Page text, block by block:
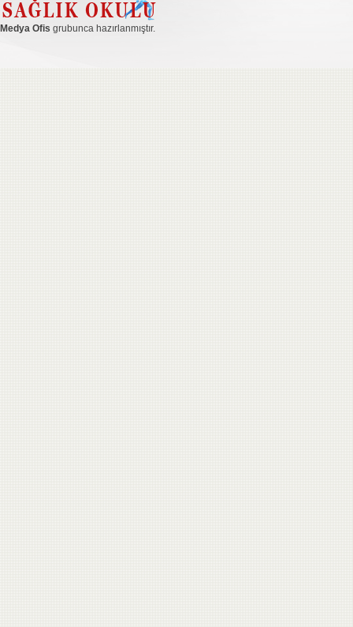
Medya Ofis grubunca hazırlanmıştır.